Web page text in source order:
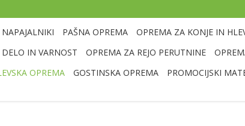
NAPAJALNIKI PAŠNA OPREMA OPREMA ZA KONJE IN
IN VARNOST
OPREMA ZA REJO PERUTNINE
OPREMA GOSTINSKA OPREMA PROMOCIJSKI